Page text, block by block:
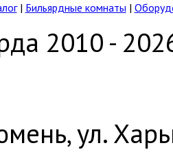
| Бильярдные комнаты |
2010 -
ул.